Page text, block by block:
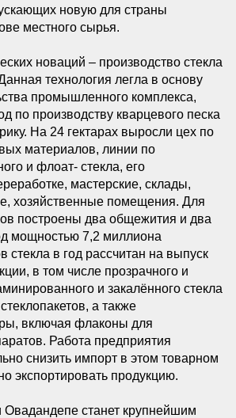
новую для страны
местного сырья.
новаций – производство стекла
технология легла в основу
промышленного комплекса,
по производству кварцевого песка
На 24 гектарах выросли цех по
материалов, линии по
и флоат- стекла, его
мастерские, склады,
хозяйственные помещения. Для
построены два общежития и два
мощностью 7,2 миллиона
стекла в год рассчитан на выпуск
в том числе прозрачного и
и закалённого стекла
а также
включая флаконы для
Работа предприятия
снизить импорт в этом товарном
экспортировать продукцию.
станет крупнейшим